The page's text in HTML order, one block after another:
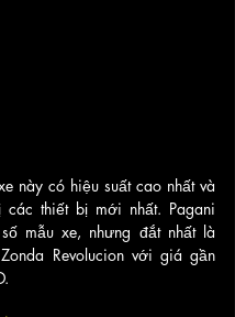
này có hiệu suất cao nhất và
thiết bị mới nhất. Pagani
mẫu xe, nhưng đắt nhất là
Revolucion với giá gần